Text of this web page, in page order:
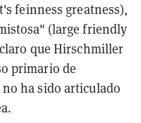
feinness greatness),
(large friendly
que Hirschmiller
primario de
ha sido articulado